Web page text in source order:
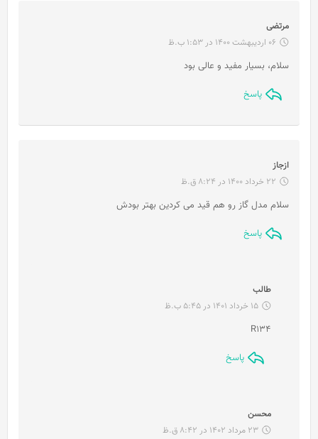
مرتضی
ف 06 اردیبهشت 1400 در 1:53 ب.ظ
سلام، بسیار مفید و عالی بود
پاسخ
ازجاز
ف
:
22 خرداد 1400 در 8:24 ق.ظ
سلام مدل گاز رو هم قید می کردین بهتر بودش
پاسخ
طالب
ف
ت
15 خرداد 1401 در 5:45 ب.ظ
R134
پاسخ
محسن
ف 23 مرداد 1402 در 8:42 ق.ظ